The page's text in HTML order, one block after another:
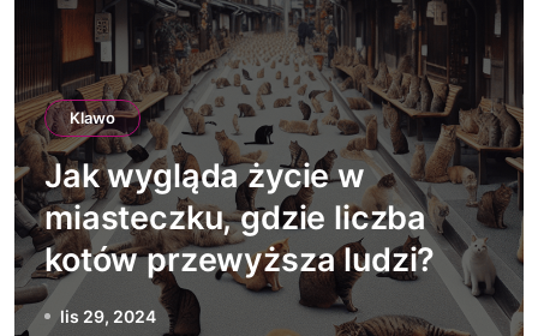
Klawo
Jak wygląda życie w
miasteczku, gdzie liczba
kotów przewyższa ludzi?
lis 29, 2024